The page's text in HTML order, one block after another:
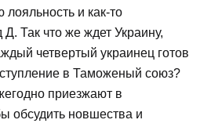
и как-то
Так что же ждет Украину,
четвертый украинец готов
в Таможеный союз?
приезжают в
обсудить новшества и